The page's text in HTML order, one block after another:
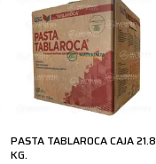
PASTA TABLAROCA CAJA 21.8
KG.